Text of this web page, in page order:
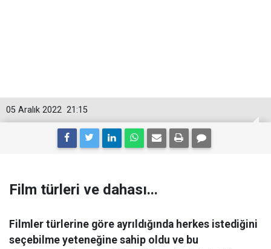
21:15
05 Aralık 2022
Film türleri ve dahası...
Filmler türlerine göre ayrıldığında herkes istediğini
seçebilme yeteneğine sahip oldu ve bu